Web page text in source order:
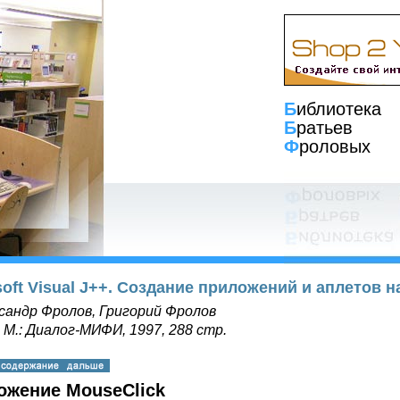
Библиотека
Братьев
Фроловых
Visual J++. Создание приложений и аплетов
Фролов, Григорий Фролов
М.: Диалог-МИФИ, 1997, 288 стр.
MouseClick